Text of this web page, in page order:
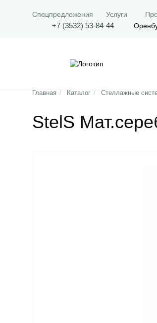
Спецпредложения Услуги
+7 (3532) 53-84-44
Главная / Каталог / Стеллажные
StelS